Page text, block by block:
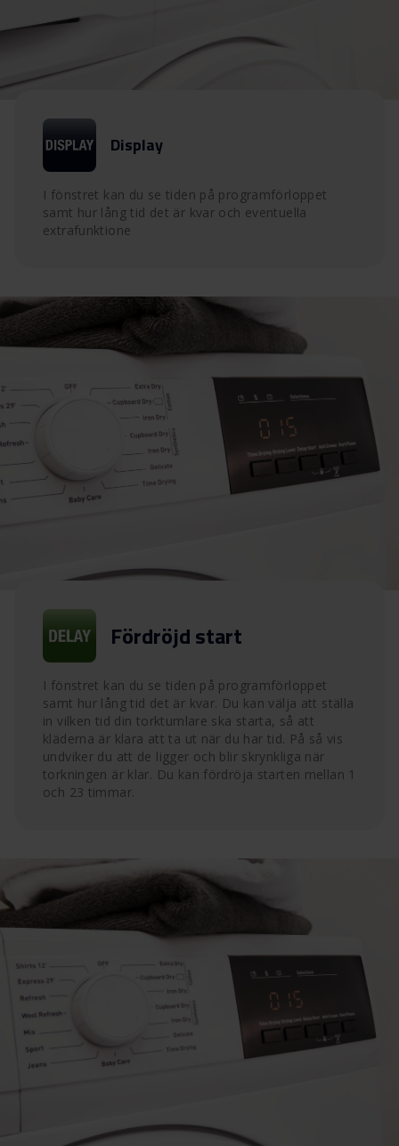
Display
I fönstret kan du se tiden på programförloppet
samt hur lång tid det är kvar och eventuella
extrafunktione
Fördröjd start
I fönstret kan du se tiden på programförloppet
samt hur lång tid det är kvar. Du kan välja att ställa
in vilken tid din torktumlare ska starta, så att
kläderna är klara att ta ut när du har tid. På så vis
undviker du att de ligger och blir skrynkliga när
torkningen är klar. Du kan fördröja starten mellan 1
och 23 timmar.